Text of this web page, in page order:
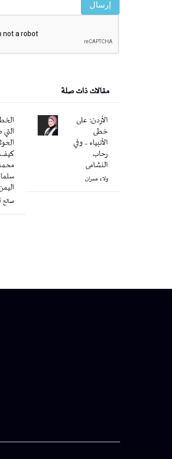
إرسال
مقالات ذات صلة
الأردن: على
خطى
الأنبياء .. وفي
رحاب
النشامى
ولاء عمران
صالح